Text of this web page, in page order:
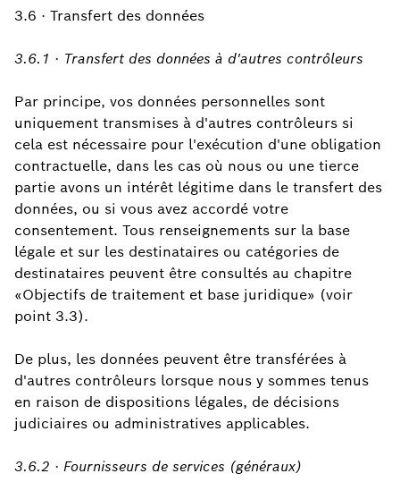
3.6 · Transfert des données
3.6.1 · Transfert des données à d'autres contrôleurs
Par principe, vos données personnelles sont
uniquement transmises à d'autres contrôleurs si
cela est nécessaire pour l'exécution d'une obligation
contractuelle, dans les cas où nous ou une tierce
partie avons un intérêt légitime dans le transfert des
données, ou si vous avez accordé votre
consentement. Tous renseignements sur la base
légale et sur les destinataires ou catégories de
destinataires peuvent être consultés au chapitre
«Objectifs de traitement et base juridique» (voir
point 3.3).
De plus, les données peuvent être transférées à
d'autres contrôleurs lorsque nous y sommes tenus
en raison de dispositions légales, de décisions
judiciaires ou administratives applicables.
3.6.2 · Fournisseurs de services (généraux)